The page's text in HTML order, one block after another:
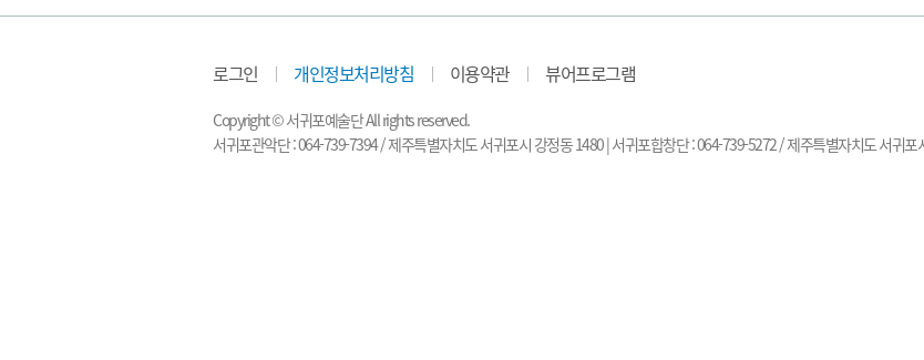
로그인 개인정보처리방침 이용약관 뷰어프로그램
Copyright © 서귀포예술단 All rights reserved.
서귀포관악단 : 064-739-7394 / 제주특별자치도 서귀포시 강정동 1480 | 서귀포합창단 : 064-739-5272 / 제주특별자치도 서귀